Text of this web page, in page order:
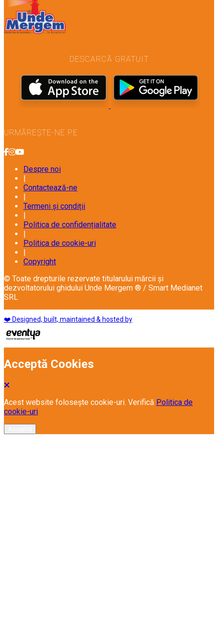
DESCARCĂ GRATUIT
URMĂREȘTE-NE PE
Despre noi
|
Contactează-ne
|
Termeni și condiții
|
Politica de confidențialitate
|
Politica de cookie-uri
|
Copyright
© Toate drepturile rezervate titularului mărcii și
dezvoltatorului ghidului Unde Mergem ® / Smart Medianet
SRL
❤️ Designed, built, maintained & hosted by
Acceptă Cookies
Acest website folosește cookie-uri. Verifică Politica de
cookie-uri